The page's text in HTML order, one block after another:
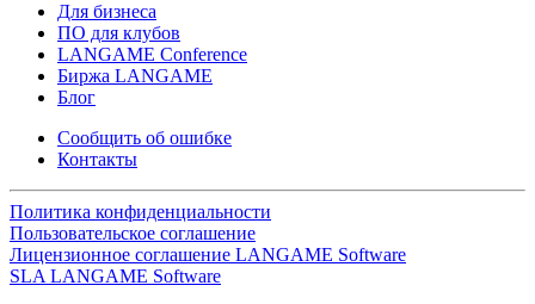
Для бизнеса
ПО для клубов
LANGAME Conference
Биржа LANGAME
Блог
Сообщить об ошибке
Контакты
Политика конфиденциальности
Пользовательское соглашение
Лицензионное соглашение LANGAME Software
SLA LANGAME Software